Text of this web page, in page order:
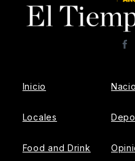
Inicio
Locales
Food and Drink